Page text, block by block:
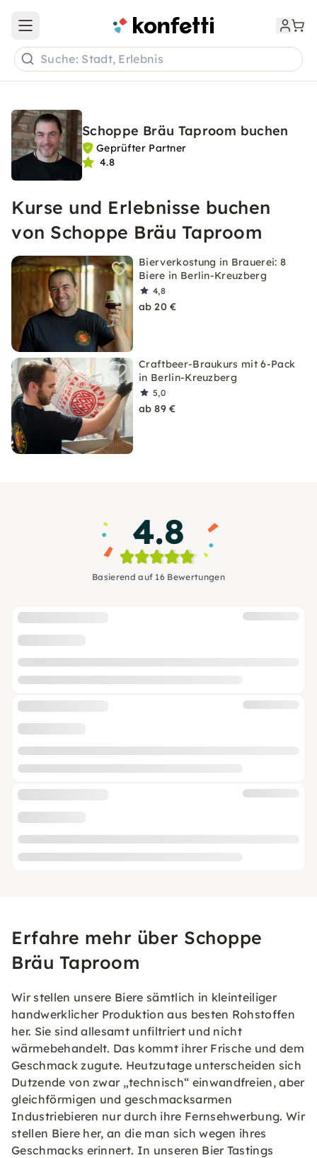
Open main menu
Suche: Stadt, Erlebnis
Schoppe Bräu Taproom buchen
Geprüfter Partner
4.8
Kurse und Erlebnisse buchen
von Schoppe Bräu Taproom
Bierverkostung in Brauerei: 8
Biere in Berlin-Kreuzberg
4,8
ab 20 €
Craftbeer-Braukurs mit 6-Pack
in Berlin-Kreuzberg
5,0
ab 89 €
4.8
Basierend auf 16 Bewertungen
Erfahre mehr über Schoppe
Bräu Taproom
Wir stellen unsere Biere sämtlich in kleinteiliger
handwerklicher Produktion aus besten Rohstoffen
her. Sie sind allesamt unfiltriert und nicht
wärmebehandelt. Das kommt ihrer Frische und dem
Geschmack zugute. Heutzutage unterscheiden sich
Dutzende von zwar „technisch“ einwandfreien, aber
gleichförmigen und geschmacksarmen
Industriebieren nur durch ihre Fernsehwerbung. Wir
stellen Biere her, an die man sich wegen ihres
Geschmacks erinnert. In unseren Bier Tastings